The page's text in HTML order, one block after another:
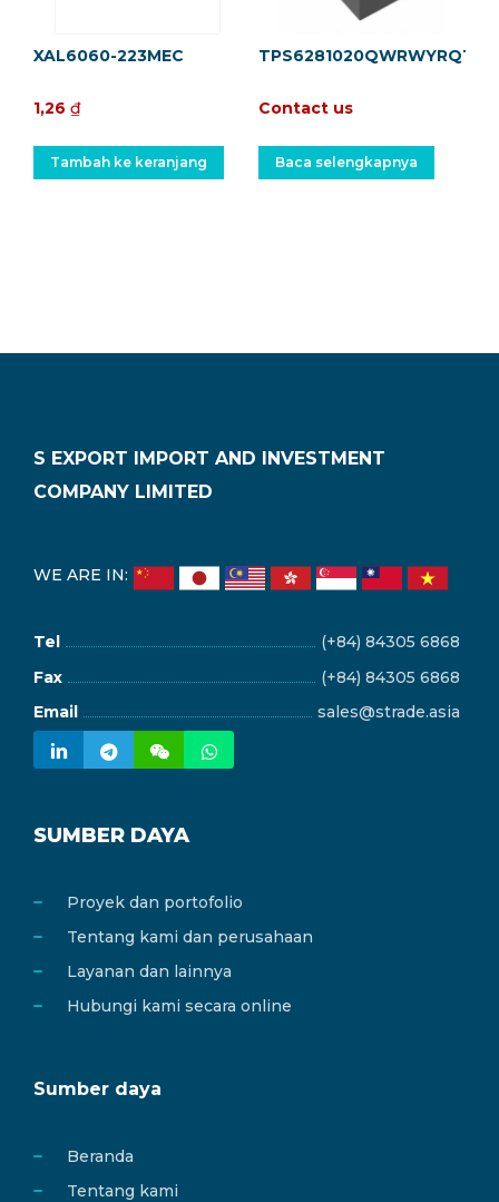
XAL6060-223MEC
1,26 ₫
Tambah ke keranjang
TPS6281020QWRWYRQ1
Contact us
Baca selengkapnya
S EXPORT IMPORT AND INVESTMENT
COMPANY LIMITED
WE ARE IN:
Tel
(+84) 84305 6868
Fax
(+84) 84305 6868
Email
sales@strade.asia
SUMBER DAYA
Proyek dan portofolio
Tentang kami dan perusahaan
Layanan dan lainnya
Hubungi kami secara online
Sumber daya
Beranda
Tentang kami